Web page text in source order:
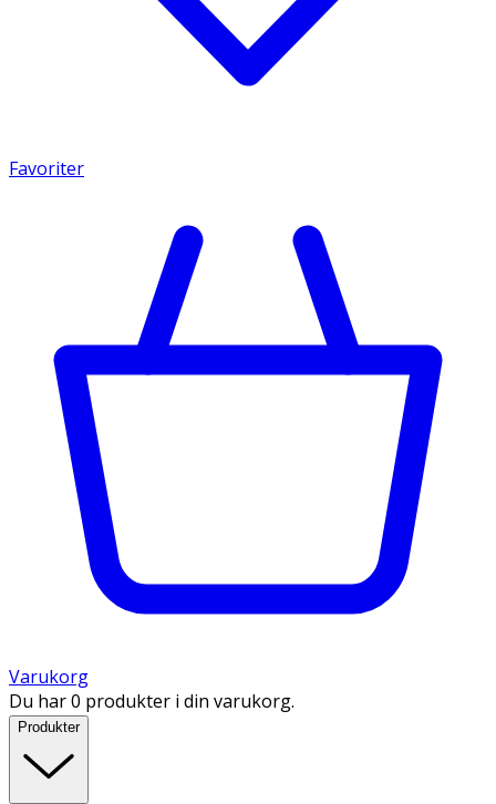
Favoriter
Varukorg
Du har 0 produkter i din varukorg.
Produkter